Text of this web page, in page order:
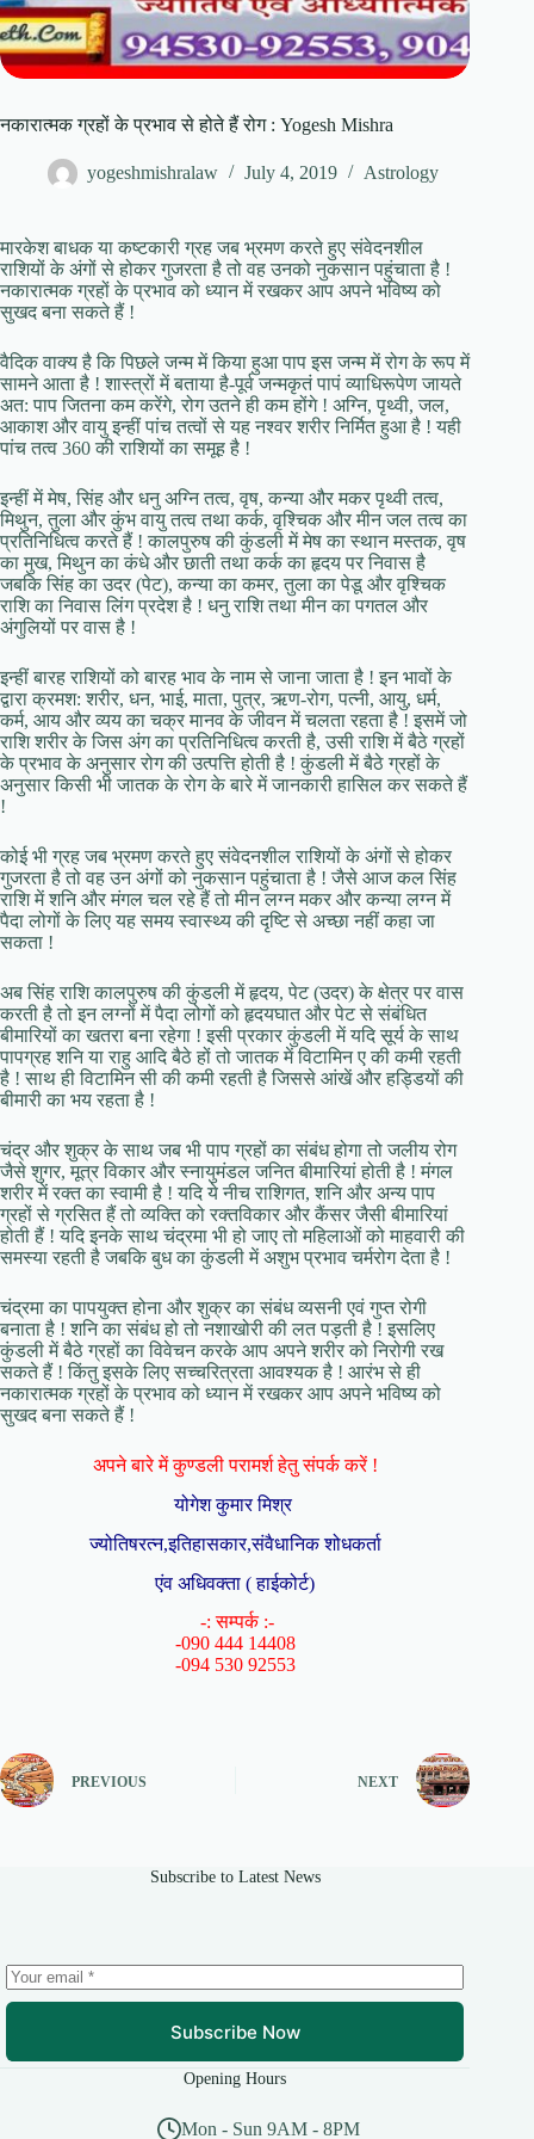
नकारात्मक ग्रहों के प्रभाव से होते हैं रोग : Yogesh Mishra
yogeshmishralaw July 4, 2019 Astrology
मारकेश बाधक या कष्टकारी ग्रह जब भ्रमण करते हुए संवेदनशील
राशियों के अंगों से होकर गुजरता है तो वह उनको नुकसान पहुंचाता है !
नकारात्मक ग्रहों के प्रभाव को ध्यान में रखकर आप अपने भविष्य को
सुखद बना सकते हैं !
वैदिक वाक्य है कि पिछले जन्म में किया हुआ पाप इस जन्म में रोग के रूप में
सामने आता है ! शास्त्रों में बताया है-पूर्व जन्मकृतं पापं व्याधिरूपेण जायते
अत: पाप जितना कम करेंगे, रोग उतने ही कम होंगे ! अग्नि, पृथ्वी, जल,
आकाश और वायु इन्हीं पांच तत्वों से यह नश्वर शरीर निर्मित हुआ है ! यही
पांच तत्व 360 की राशियों का समूह है !
इन्हीं में मेष, सिंह और धनु अग्नि तत्व, वृष, कन्या और मकर पृथ्वी तत्व,
मिथुन, तुला और कुंभ वायु तत्व तथा कर्क, वृश्चिक और मीन जल तत्व का
प्रतिनिधित्व करते हैं ! कालपुरुष की कुंडली में मेष का स्थान मस्तक, वृष
का मुख, मिथुन का कंधे और छाती तथा कर्क का हृदय पर निवास है
जबकि सिंह का उदर (पेट), कन्या का कमर, तुला का पेडू और वृश्चिक
राशि का निवास लिंग प्रदेश है ! धनु राशि तथा मीन का पगतल और
अंगुलियों पर वास है !
इन्हीं बारह राशियों को बारह भाव के नाम से जाना जाता है ! इन भावों के
द्वारा क्रमश: शरीर, धन, भाई, माता, पुत्र, ऋण-रोग, पत्नी, आयु, धर्म,
कर्म, आय और व्यय का चक्र मानव के जीवन में चलता रहता है ! इसमें जो
राशि शरीर के जिस अंग का प्रतिनिधित्व करती है, उसी राशि में बैठे ग्रहों
के प्रभाव के अनुसार रोग की उत्पत्ति होती है ! कुंडली में बैठे ग्रहों के
अनुसार किसी भी जातक के रोग के बारे में जानकारी हासिल कर सकते हैं
!
कोई भी ग्रह जब भ्रमण करते हुए संवेदनशील राशियों के अंगों से होकर
गुजरता है तो वह उन अंगों को नुकसान पहुंचाता है ! जैसे आज कल सिंह
राशि में शनि और मंगल चल रहे हैं तो मीन लग्न मकर और कन्या लग्न में
पैदा लोगों के लिए यह समय स्वास्थ्य की दृष्टि से अच्छा नहीं कहा जा
सकता !
अब सिंह राशि कालपुरुष की कुंडली में हृदय, पेट (उदर) के क्षेत्र पर वास
करती है तो इन लग्नों में पैदा लोगों को हृदयघात और पेट से संबंधित
बीमारियों का खतरा बना रहेगा ! इसी प्रकार कुंडली में यदि सूर्य के साथ
पापग्रह शनि या राहु आदि बैठे हों तो जातक में विटामिन ए की कमी रहती
है ! साथ ही विटामिन सी की कमी रहती है जिससे आंखें और हड्डियों की
बीमारी का भय रहता है !
चंद्र और शुक्र के साथ जब भी पाप ग्रहों का संबंध होगा तो जलीय रोग
जैसे शुगर, मूत्र विकार और स्नायुमंडल जनित बीमारियां होती है ! मंगल
शरीर में रक्त का स्वामी है ! यदि ये नीच राशिगत, शनि और अन्य पाप
ग्रहों से ग्रसित हैं तो व्यक्ति को रक्तविकार और कैंसर जैसी बीमारियां
होती हैं ! यदि इनके साथ चंद्रमा भी हो जाए तो महिलाओं को माहवारी की
समस्या रहती है जबकि बुध का कुंडली में अशुभ प्रभाव चर्मरोग देता है !
चंद्रमा का पापयुक्त होना और शुक्र का संबंध व्यसनी एवं गुप्त रोगी
बनाता है ! शनि का संबंध हो तो नशाखोरी की लत पड़ती है ! इसलिए
कुंडली में बैठे ग्रहों का विवेचन करके आप अपने शरीर को निरोगी रख
सकते हैं ! किंतु इसके लिए सच्चरित्रता आवश्यक है ! आरंभ से ही
नकारात्मक ग्रहों के प्रभाव को ध्यान में रखकर आप अपने भविष्य को
सुखद बना सकते हैं !
अपने बारे में कुण्डली परामर्श हेतु संपर्क करें !
योगेश कुमार मिश्र
ज्योतिषरत्न,इतिहासकार,संवैधानिक शोधकर्ता
एंव अधिवक्ता ( हाईकोर्ट)
-: सम्पर्क :-
-090 444 14408
-094 530 92553
PREVIOUS NEXT
Subscribe to Latest News
Subscribe Now
Opening Hours
Mon - Sun 9AM - 8PM